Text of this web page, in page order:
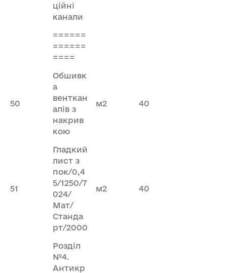
ційні
канали
======
======
====
50
Обшивк
а
венткан
алів з
накрив
кою
м2 40
51
Гладкий
лист з
пок/0,4
5/1250/7
024/
Мат/
Станда
рт/2000
м2 40
Розділ
№4.
Антикр